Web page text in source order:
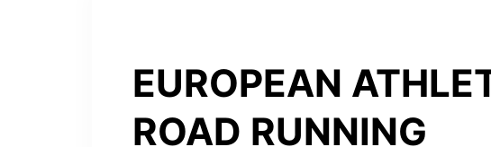
EUROPEAN
ROAD RUNNING